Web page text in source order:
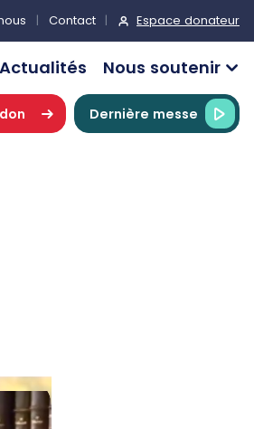
Contact Espace donateur
Actualités Nous soutenir
Dernière messe